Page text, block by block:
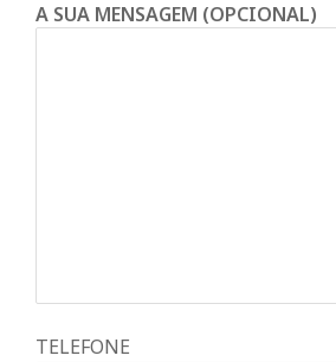
A SUA MENSAGEM (OPCIONAL)
TELEFONE